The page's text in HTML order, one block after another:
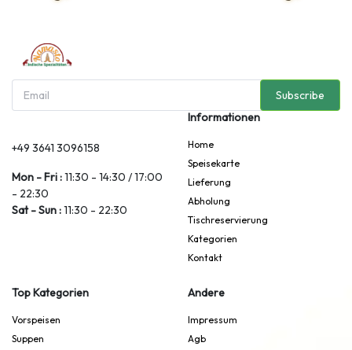
Subscribe
+49 3641 3096158
Mon - Fri :11:30 - 14:30 / 17:00
- 22:30
Sat - Sun :11:30 - 22:30
Informationen
Home
Speisekarte
Lieferung
Abholung
Tischreservierung
Kategorien
Kontakt
Top Kategorien
Vorspeisen
Suppen
Andere
Impressum
Agb